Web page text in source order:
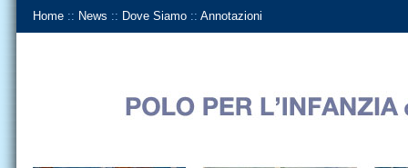
Home :: News :: Dove Siamo :: Annotazioni